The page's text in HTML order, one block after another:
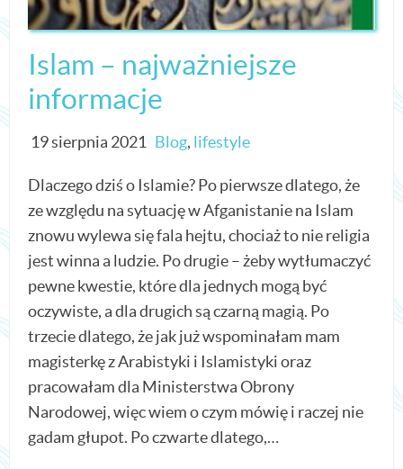
Islam – najważniejsze
informacje
19 sierpnia 2021 Blog, lifestyle
Dlaczego dziś o Islamie? Po pierwsze dlatego, że
ze względu na sytuację w Afganistanie na Islam
znowu wylewa się fala hejtu, chociaż to nie religia
jest winna a ludzie. Po drugie – żeby wytłumaczyć
pewne kwestie, które dla jednych mogą być
oczywiste, a dla drugich są czarną magią. Po
trzecie dlatego, że jak już wspominałam mam
magisterkę z Arabistyki i Islamistyki oraz
pracowałam dla Ministerstwa Obrony
Narodowej, więc wiem o czym mówię i raczej nie
gadam głupot. Po czwarte dlatego,…